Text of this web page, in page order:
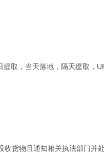
取，当天落地，隔天提取
货物且通知相关执法部门并